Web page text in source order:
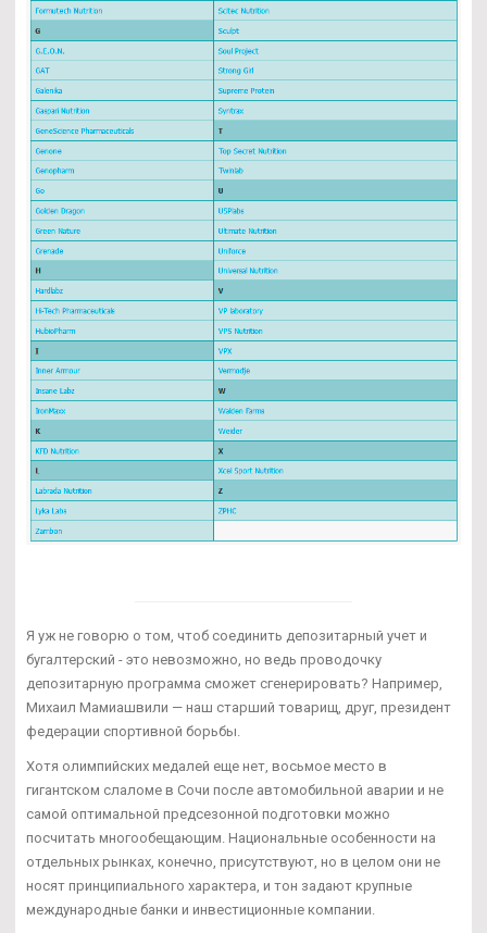
Я уж не говорю о том, чтоб соединить депозитарный учет и
бугалтерский - это невозможно, но ведь проводочку
депозитарную программа сможет сгенерировать? Например,
Михаил Мамиашвили — наш старший товарищ, друг, президент
федерации спортивной борьбы.
Хотя олимпийских медалей еще нет, восьмое место в
гигантском слаломе в Сочи после автомобильной аварии и не
самой оптимальной предсезонной подготовки можно
посчитать многообещающим. Национальные особенности на
отдельных рынках, конечно, присутствуют, но в целом они не
носят принципиального характера, и тон задают крупные
международные банки и инвестиционные компании.